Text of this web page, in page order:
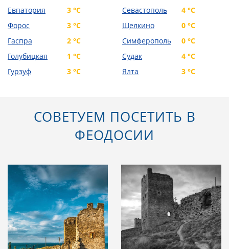
Евпатория
3 °C
Форос
3 °C
Гаспра
2 °C
Голубицкая
1 °C
Гурзуф
3 °C
Севастополь
4 °C
Щелкино
0 °C
Симферополь
0 °C
Судак
4 °C
Ялта
3 °C
СОВЕТУЕМ ПОСЕТИТЬ В
ФЕОДОСИИ